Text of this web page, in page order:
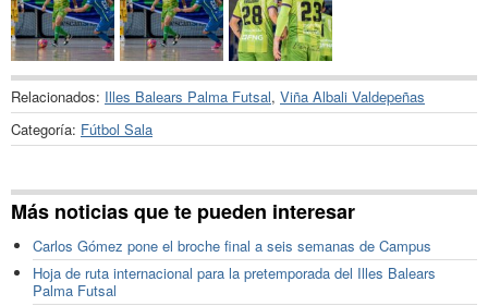
Relacionados: Illes Balears Palma Futsal, Viña Albali Valdepeñas
Categoría: Fútbol Sala
Más noticias que te pueden interesar
Carlos Gómez pone el broche final a seis semanas de Campus
Hoja de ruta internacional para la pretemporada del Illes Balears
Palma Futsal